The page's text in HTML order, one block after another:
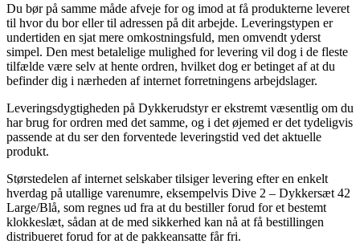
Du bør på samme måde afveje for og imod at få produkterne leveret
til hvor du bor eller til adressen på dit arbejde. Leveringstypen er
undertiden en sjat mere omkostningsfuld, men omvendt yderst
simpel. Den mest betalelige mulighed for levering vil dog i de fleste
tilfælde være selv at hente ordren, hvilket dog er betinget af at du
befinder dig i nærheden af internet forretningens arbejdslager.
Leveringsdygtigheden på Dykkerudstyr er ekstremt væsentlig om du
har brug for ordren med det samme, og i det øjemed er det tydeligvis
passende at du ser den forventede leveringstid ved det aktuelle
produkt.
Størstedelen af internet selskaber tilsiger levering efter en enkelt
hverdag på utallige varenumre, eksempelvis Dive 2 – Dykkersæt 42
Large/Blå, som regnes ud fra at du bestiller forud for et bestemt
klokkeslæt, sådan at de med sikkerhed kan nå at få bestillingen
distribueret forud for at de pakkeansatte får fri.